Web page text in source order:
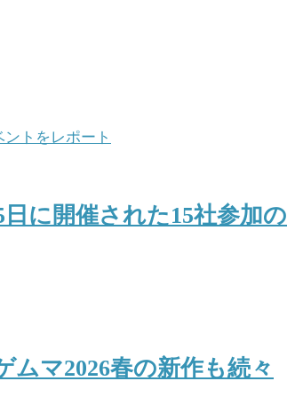
に開催された15社参加の
ムマ2026春の新作も続々